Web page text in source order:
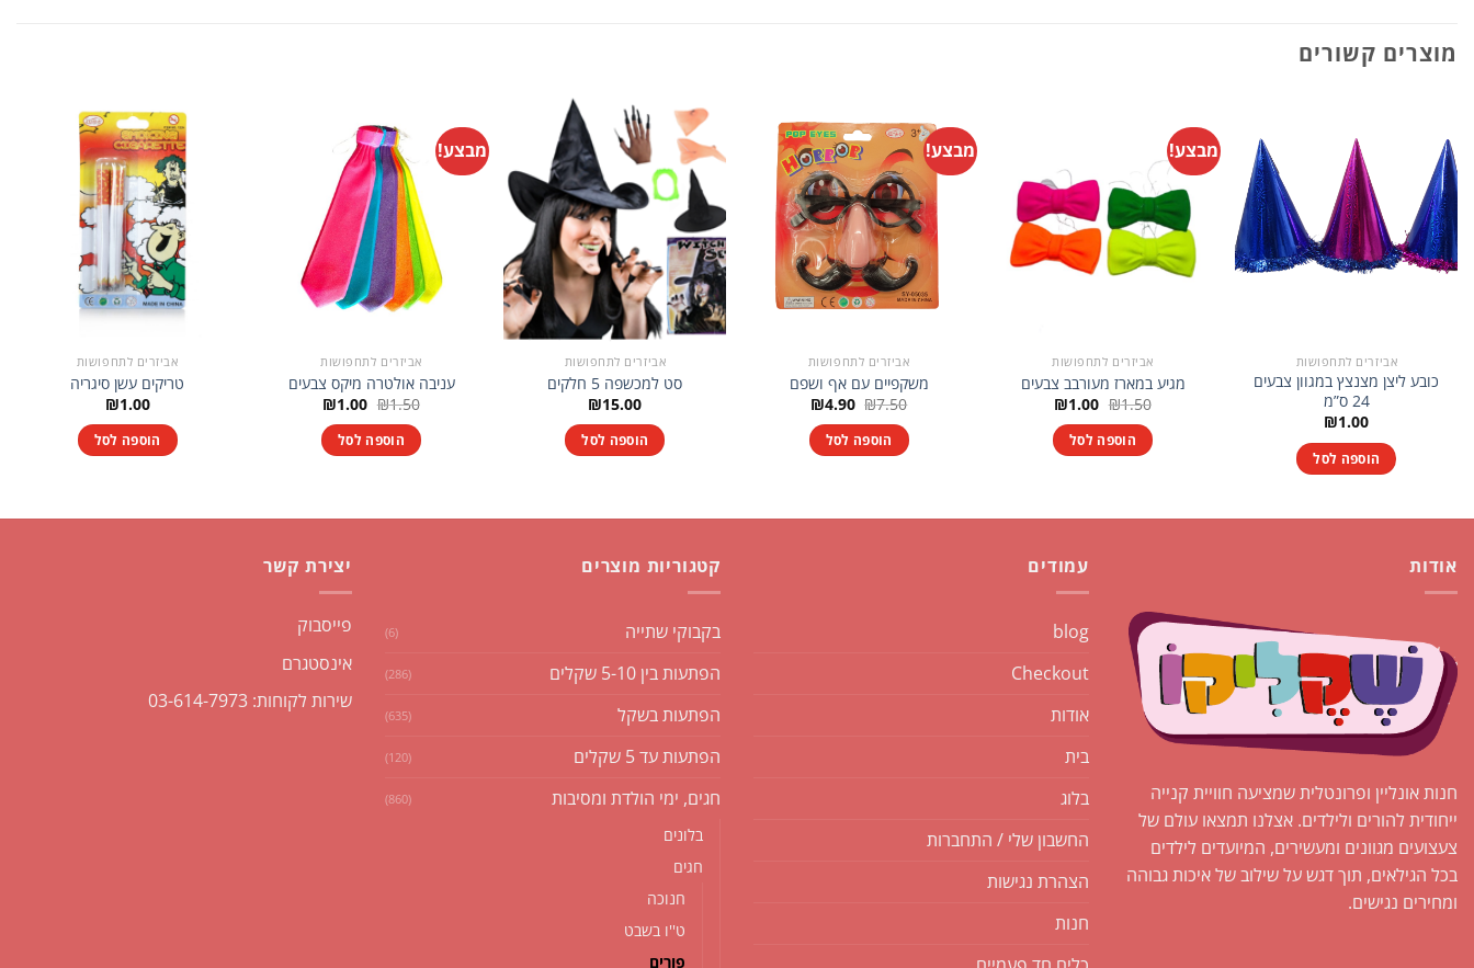
מוצרים קשורים
אביזרים לתחפושות
כובע ליצן מצנצץ במגוון צבעים
24 ס”מ
₪1.00
הוספה לסל
מבצע!
אביזרים לתחפושות
מגיע במארז מעורבב צבעים
₪1.50 המחיר
היה:
₪1.50.
₪1.00 המחיר
הוא:
₪1.00. הוספה לסל
מבצע!
אביזרים לתחפושות
משקפיים עם אף ושפם
₪7.50 המחיר
היה:
₪7.50.
₪4.90 המחיר
הוא:
₪4.90. הוספה לסל
אביזרים לתחפושות
סט למכשפה 5 חלקים
₪15.00
הוספה לסל
מבצע!
אביזרים לתחפושות
עניבה אולטרה מיקס צבעים
₪1.50 המחיר
היה:
₪1.50.
₪1.00 המחיר
הוא:
₪1.00. הוספה לסל
אביזרים לתחפושות
טריקים עשן סיגריה
₪1.00
הוספה לסל
אודות
חנות אונליין ופרונטלית שמציעה חוויית קנייה
ייחודית להורים ולילדים. אצלנו תמצאו עולם של
צעצועים מגוונים ומעשירים, המיועדים לילדים
בכל הגילאים, תוך דגש על שילוב של איכות גבוהה
ומחירים נגישים.
עמודים
blog
Checkout
אודות
בית
בלוג
החשבון שלי / התחברות
הצהרת נגישות
חנות
קטגוריות מוצרים
בקבוקי שתייה (6)
הפתעות בין 5-10 שקלים (286)
הפתעות בשקל (635)
הפתעות עד 5 שקלים (120)
חגים, ימי הולדת ומסיבות (860)
בלונים
חגים
חנוכה
ט''ו בשבט
פורים
יצירת קשר
פייסבוק
אינסטגרם
שירות לקוחות: 03-614-7973